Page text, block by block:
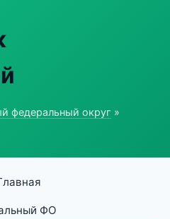
федеральный округ »
ФО